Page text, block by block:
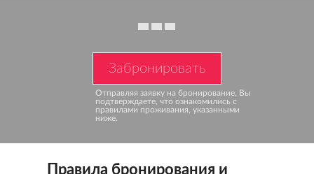
Забронировать
Отправляя заявку на бронирование, Вы
подтверждаете, что ознакомились с
правилами проживания, указанными
ниже.
Правила бронирования и